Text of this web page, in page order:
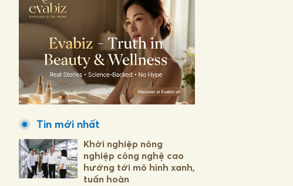
Tin mới nhất
Khởi nghiệp nông
nghiệp công nghệ cao
hướng tới mô hình xanh,
tuần hoàn